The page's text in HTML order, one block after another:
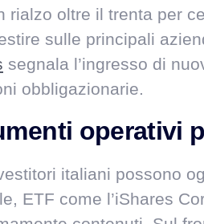
rialzo oltre il trenta per
sulle principali
segnala l’ingresso di
obbligazionarie.
operativi
italiani possono
ETF come l’iShares